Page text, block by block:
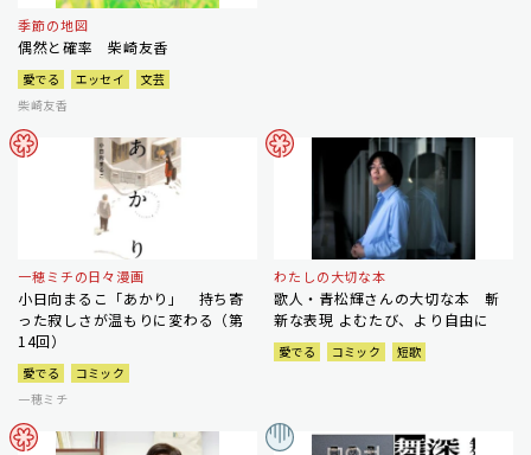
季節の地図
偶然と確率 柴崎友香
愛でる エッセイ
文芸
柴崎友香
一穂ミチの日々漫画
小日向まるこ「あかり」 持ち寄
った寂しさが温もりに変わる（第
14回）
愛でる
コミック
一穂ミチ
わたしの大切な本
歌人・青松輝さんの大切な本 斬
新な表現 よむたび、より自由に
愛でる コミック 短歌